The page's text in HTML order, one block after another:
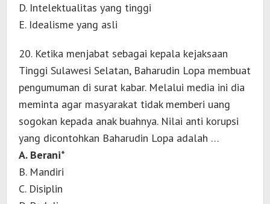
D. Intelektualitas yang tinggi
E. Idealisme yang asli
20. Ketika menjabat sebagai kepala kejaksaan
Tinggi Sulawesi Selatan, Baharudin Lopa membuat
pengumuman di surat kabar. Melalui media ini dia
meminta agar masyarakat tidak memberi uang
sogokan kepada anak buahnya. Nilai anti korupsi
yang dicontohkan Baharudin Lopa adalah …
A. Berani*
B. Mandiri
C. Disiplin